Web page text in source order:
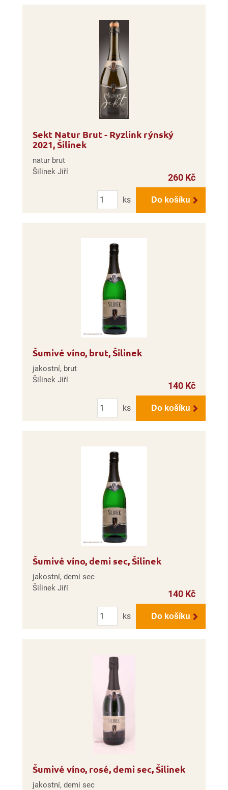
Sekt Natur Brut - Ryzlink rýnský
2021, Šilinek
natur brut
Šilinek Jiří
260 Kč
Počet
ks
Do košíku
Šumivé víno, brut, Šilinek
jakostní, brut
Šilinek Jiří
140 Kč
Počet
ks
Do košíku
Šumivé víno, demi sec, Šilinek
jakostní, demi sec
Šilinek Jiří
140 Kč
Počet
ks
Do košíku
Šumivé víno, rosé, demi sec, Šilinek
jakostní, demi sec